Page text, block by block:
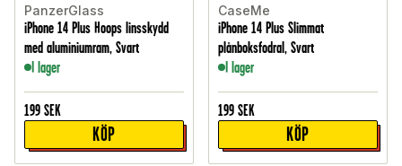
PanzerGlass
iPhone 14 Plus Hoops linsskydd
med aluminiumram, Svart
I lager
199 SEK
KÖP
CaseMe
iPhone 14 Plus Slimmat
plånboksfodral, Svart
I lager
199 SEK
KÖP